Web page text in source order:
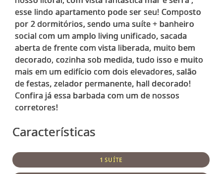
esse lindo apartamento pode ser seu! Composto
por 2 dormitórios, sendo uma suíte + banheiro
social com um amplo living unificado, sacada
aberta de frente com vista liberada, muito bem
decorado, cozinha sob medida, tudo isso e muito
mais em um edifício com dois elevadores, salão
de festas, zelador permanente, hall decorado!
Confira já essa barbada com um de nossos
corretores!
Características
1 SUÍTE